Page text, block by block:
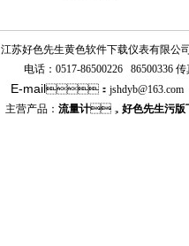
江苏好色先生黄色软件下载仪表有限公
电话： 0517-86500226 86500336 传
E-mail： jshdyb@163.com
主营产品： 流量计， 好色先生污版